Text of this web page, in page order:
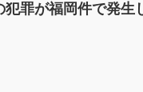
犯罪が福岡件で発生